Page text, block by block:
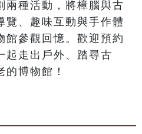
兩種活動，將樟腦與古
覽、趣味互動與手作體
館參觀回憶。歡迎預約
起走出戶外、踏尋古
博物館！